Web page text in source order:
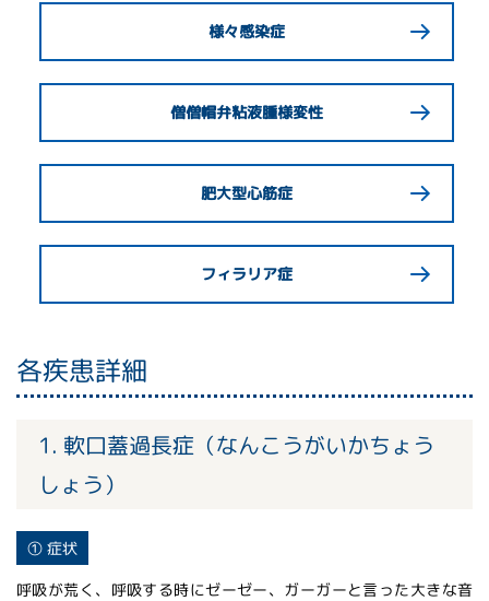
様々感染症
僧僧帽弁粘液腫様変性
肥大型心筋症
フィラリア症
各疾患詳細
1. 軟口蓋過長症（なんこうがいかちょう
しょう）
① 症状
呼吸が荒く、呼吸する時にゼーゼー、ガーガーと言った大きな音